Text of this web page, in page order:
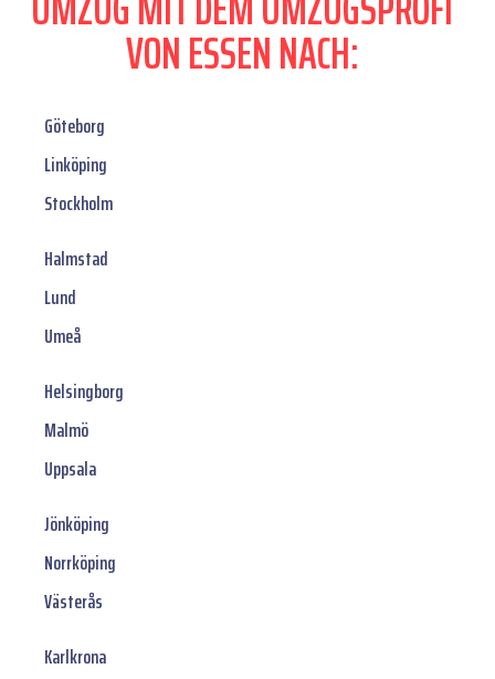
VON ESSEN NACH:
Göteborg
Linköping
Stockholm
Halmstad
Lund
Umeå
Helsingborg
Malmö
Uppsala
Jönköping
Norrköping
Västerås
Karlkrona